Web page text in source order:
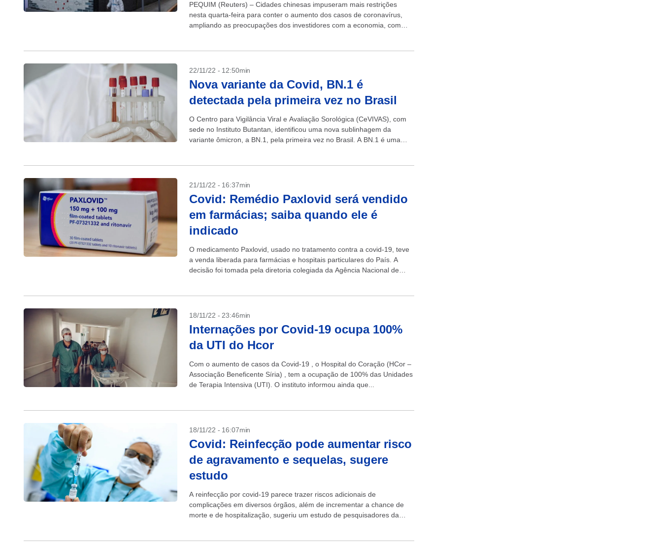
PEQUIM (Reuters) – Cidades chinesas impuseram mais restrições
nesta quarta-feira para conter o aumento dos casos de coronavírus,
ampliando as preocupações dos investidores com a economia, com
22/11/22 - 12:50min
Nova variante da Covid, BN.1 é
detectada pela primeira vez no Brasil
O Centro para Vigilância Viral e Avaliação Sorológica (CeVIVAS), com
sede no Instituto Butantan, identificou uma nova sublinhagem da
variante ômicron, a BN.1, pela primeira vez no Brasil. A BN.1 é uma
21/11/22 - 16:37min
Covid: Remédio Paxlovid será vendido
em farmácias; saiba quando ele é
indicado
O medicamento Paxlovid, usado no tratamento contra a covid-19, teve
a venda liberada para farmácias e hospitais particulares do País. A
decisão foi tomada pela diretoria colegiada da Agência Nacional de
18/11/22 - 23:46min
Internações por Covid-19 ocupa 100%
da UTI do Hcor
Com o aumento de casos da Covid-19 , o Hospital do Coração (HCor –
Associação Beneficente Síria) , tem a ocupação de 100% das Unidades
de Terapia Intensiva (UTI). O instituto informou ainda que...
18/11/22 - 16:07min
Covid: Reinfecção pode aumentar risco
de agravamento e sequelas, sugere
estudo
A reinfecção por covid-19 parece trazer riscos adicionais de
complicações em diversos órgãos, além de incrementar a chance de
morte e de hospitalização, sugeriu um estudo de pesquisadores da